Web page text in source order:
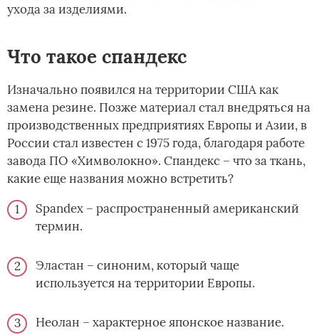
ухода за изделиями.
Что такое спандекс
Изначально появился на территории США как
замена резине. Позже материал стал внедряться на
производственных предприятиях Европы и Азии, в
России стал известен с 1975 года, благодаря работе
завода ПО «Химволокно». Спандекс – что за ткань,
какие еще названия можно встретить?
Spandex – распространенный американский
термин.
Эластан – синоним, который чаще
используется на территории Европы.
Неолан – характерное японское название.